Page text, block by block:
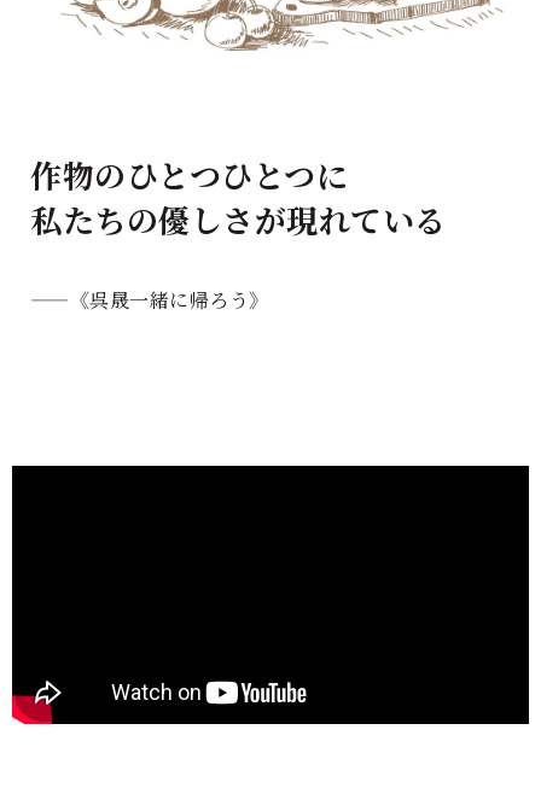
作物のひとつひとつに
私たちの優しさが現れている
—— 《呉晟一緒に帰ろう》